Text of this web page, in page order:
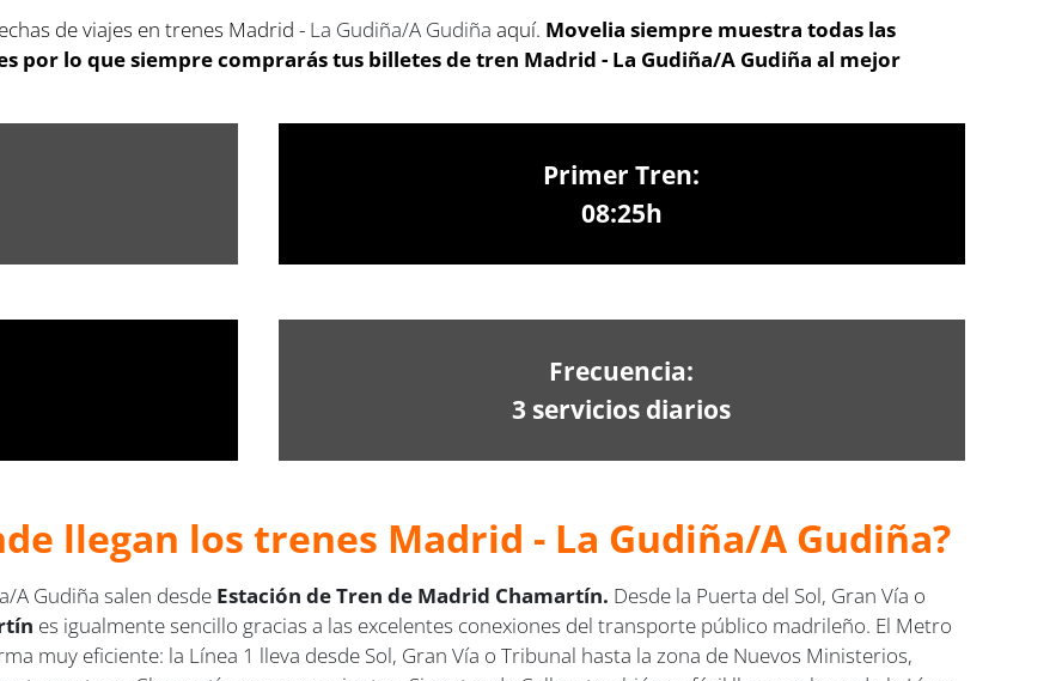
de viajes en trenes Madrid - La Gudiña/A Gudiñaaquí. Movelia siempre muestra todas las
por lo que siempre comprarás tus billetes detren Madrid - La Gudiña/A Gudiña al mejor
Primer Tren:
08:25h
Frecuencia:
3 servicios diarios
llegan lostrenes Madrid - La Gudiña/A Gudiña?
A Gudiña salen desde Estación de Tren de Madrid Chamartín. Desde la Puerta del Sol, Gran Vía o
es igualmente sencillo gracias a las excelentes conexiones del transporte público madrileño. El Metro
muy eficiente: la Línea 1 lleva desde Sol, Gran Vía o Tribunal hasta la zona de Nuevos Ministerios,